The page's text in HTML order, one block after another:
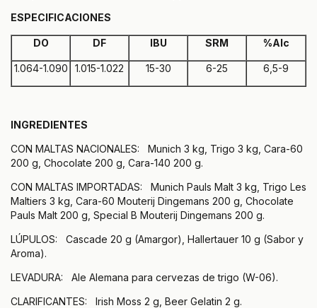
ESPECIFICACIONES
DO DF IBU SRM %Alc
1.064-1.090 1.015-1.022 15-30 6-25 6,5-9
INGREDIENTES
CON MALTAS NACIONALES: Munich 3 kg, Trigo 3 kg, Cara-60
200 g, Chocolate 200 g, Cara-140 200 g.
CON MALTAS IMPORTADAS: Munich Pauls Malt 3 kg, Trigo Les
Maltiers 3 kg, Cara-60 Mouterij Dingemans 200 g, Chocolate
Pauls Malt 200 g, Special B Mouterij Dingemans 200 g.
LÚPULOS: Cascade 20 g (Amargor), Hallertauer 10 g (Sabor y
Aroma).
LEVADURA: Ale Alemana para cervezas de trigo (W-06).
CLARIFICANTES: Irish Moss 2 g, Beer Gelatin 2 g.